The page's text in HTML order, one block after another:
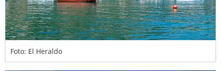
Foto: El Heraldo